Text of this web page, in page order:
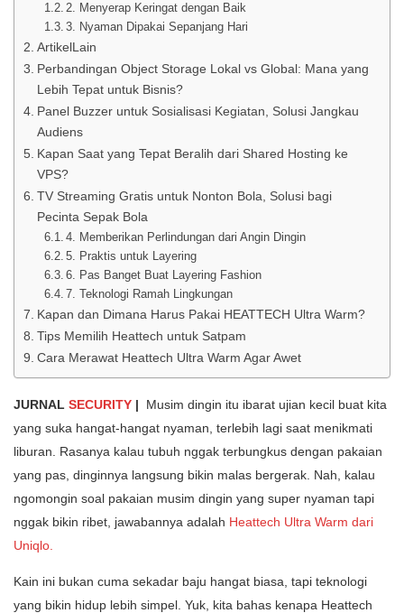
2. Menyerap Keringat dengan Baik
3. Nyaman Dipakai Sepanjang Hari
ArtikelLain
Perbandingan Object Storage Lokal vs Global: Mana yang
Lebih Tepat untuk Bisnis?
Panel Buzzer untuk Sosialisasi Kegiatan, Solusi Jangkau
Audiens
Kapan Saat yang Tepat Beralih dari Shared Hosting ke
VPS?
TV Streaming Gratis untuk Nonton Bola, Solusi bagi
Pecinta Sepak Bola
4. Memberikan Perlindungan dari Angin Dingin
5. Praktis untuk Layering
6. Pas Banget Buat Layering Fashion
7. Teknologi Ramah Lingkungan
Kapan dan Dimana Harus Pakai HEATTECH Ultra Warm?
Tips Memilih Heattech untuk Satpam
Cara Merawat Heattech Ultra Warm Agar Awet
JURNAL SECURITY | Musim dingin itu ibarat ujian kecil buat kita
yang suka hangat-hangat nyaman, terlebih lagi saat menikmati
liburan. Rasanya kalau tubuh nggak terbungkus dengan pakaian
yang pas, dinginnya langsung bikin malas bergerak. Nah, kalau
ngomongin soal pakaian musim dingin yang super nyaman tapi
nggak bikin ribet, jawabannya adalah Heattech Ultra Warm dari
Uniqlo.
Kain ini bukan cuma sekadar baju hangat biasa, tapi teknologi
yang bikin hidup lebih simpel. Yuk, kita bahas kenapa Heattech